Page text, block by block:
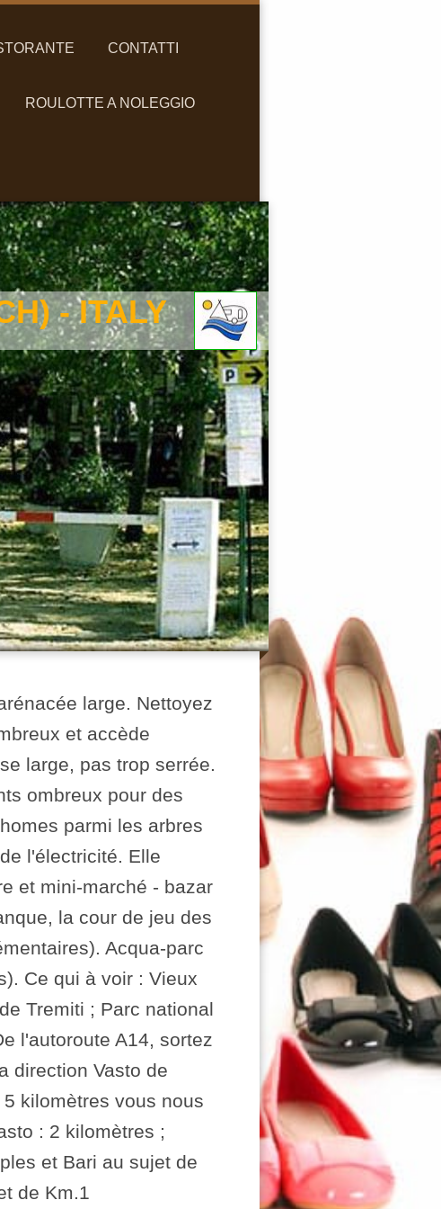
CONTATTI
ROULOTTE A NOLEGGIO
- ITALY
large. Nettoyez
et accède
large, pas trop serrée.
ombreux pour des
parmi les arbres
l'électricité. Elle
et mini-marché - bazar
la cour de jeu des
Acqua-parc
Ce qui à voir : Vieux
Tremiti ; Parc national
l'autoroute A14, sortez
direction Vasto de
kilomètres vous nous
: 2 kilomètres ;
et Bari au sujet de
de Km.1